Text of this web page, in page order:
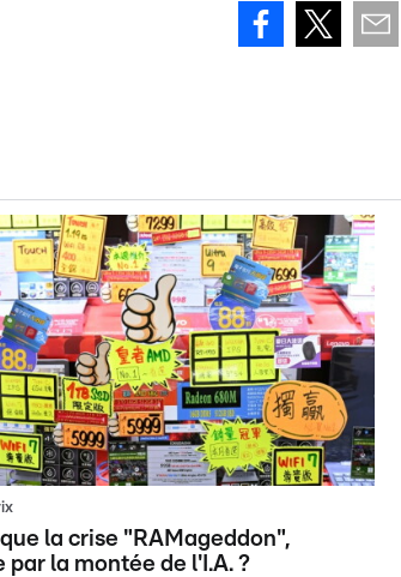
la crise "RAMageddon",
par la montée de l'I.A. ?